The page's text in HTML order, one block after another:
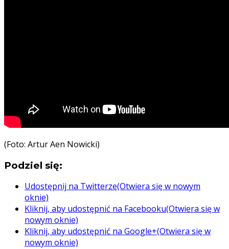
(Foto: Artur Aen Nowicki)
Podziel się:
Udostępnij na Twitterze(Otwiera się w nowym
oknie)
Kliknij, aby udostępnić na Facebooku(Otwiera się w
nowym oknie)
Kliknij, aby udostępnić na Google+(Otwiera się w
nowym oknie)